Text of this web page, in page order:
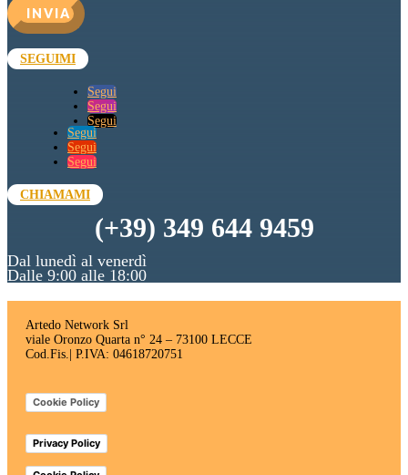
INVIA
SEGUIMI
Segui
Segui
Segui
Segui
Segui
Segui
CHIAMAMI
(+39) 349 644 9459
Dal lunedì al venerdì
Dalle 9:00 alle 18:00
Artedo Network Srl
viale Oronzo Quarta n° 24 – 73100 LECCE
Cod.Fis.| P.IVA: 04618720751
Cookie Policy
Privacy Policy